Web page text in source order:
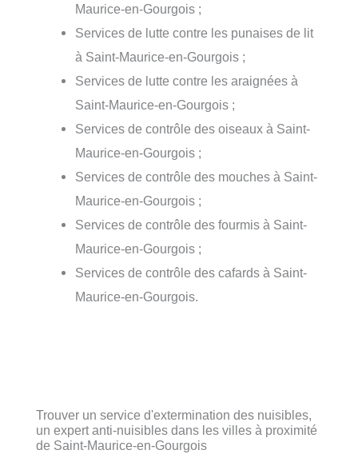
Maurice-en-Gourgois ;
Services de lutte contre les punaises de lit
à Saint-Maurice-en-Gourgois ;
Services de lutte contre les araignées à
Saint-Maurice-en-Gourgois ;
Services de contrôle des oiseaux à Saint-
Maurice-en-Gourgois ;
Services de contrôle des mouches à Saint-
Maurice-en-Gourgois ;
Services de contrôle des fourmis à Saint-
Maurice-en-Gourgois ;
Services de contrôle des cafards à Saint-
Maurice-en-Gourgois.
Trouver un service d'extermination des nuisibles,
un expert anti-nuisibles dans les villes à proximité
de Saint-Maurice-en-Gourgois